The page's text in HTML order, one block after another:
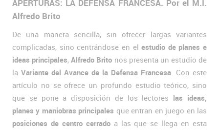
APERTURAS: LA DEFENSA FRANCESA. Por el M.I.
Alfredo Brito
De una manera sencilla, sin ofrecer largas variantes
complicadas, sino centrándose en el estudio de planes e
ideas principales,Alfredo Brito nos presenta un estudio de
la Variante del Avance de la Defensa Francesa . Con este
artículo no se ofrece un profundo estudio teórico, sino
que se pone a disposición de los lectores las ideas,
planes y maniobras principales que entran en juego en las
posiciones de centro cerradoa las que se llega en esta